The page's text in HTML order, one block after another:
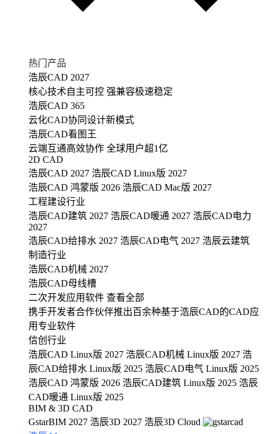
热门产品
浩辰CAD 2027
核心技术自主可控 强兼容极速稳定
浩辰CAD 365
云化CAD协同设计新模式
浩辰CAD看图王
云端互通高效协作 全球用户超1亿
2D CAD
浩辰CAD 2027 浩辰CAD Linux版 2027
浩辰CAD 鸿蒙版 2026 浩辰CAD Mac版 2027
工程建设行业
浩辰CAD建筑 2027 浩辰CAD暖通 2027 浩辰CAD电力
2027
浩辰CAD给排水 2027 浩辰CAD电气 2027 浩辰云建筑
制造行业
浩辰CAD机械 2027
浩辰CAD母线槽
二次开发应用软件 查看全部
携手开发者合作伙伴推出百余种基于浩辰CAD的CAD应
用专业软件
信创行业
浩辰CAD Linux版 2027 浩辰CAD机械 Linux版 2027 浩
辰CAD给排水 Linux版 2025 浩辰CAD电气 Linux版 2025
浩辰CAD 鸿蒙版 2026 浩辰CAD建筑 Linux版 2025 浩辰
CAD暖通 Linux版 2025
BIM & 3D CAD
GstarBIM 2027 浩辰3D 2027 浩辰3D Cloud